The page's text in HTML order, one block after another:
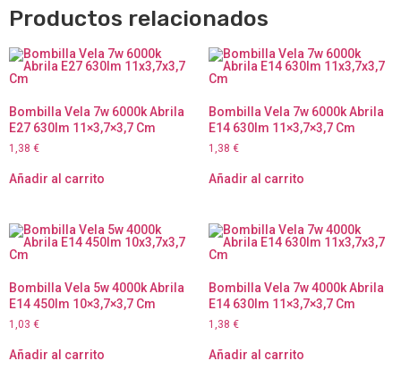
Productos relacionados
Bombilla Vela 7w 6000k Abrila
E27 630lm 11×3,7×3,7 Cm
1,38 €
Añadir al carrito
Bombilla Vela 7w 6000k Abrila
E14 630lm 11×3,7×3,7 Cm
1,38 €
Añadir al carrito
Bombilla Vela 5w 4000k Abrila
E14 450lm 10×3,7×3,7 Cm
1,03 €
Añadir al carrito
Bombilla Vela 7w 4000k Abrila
E14 630lm 11×3,7×3,7 Cm
1,38 €
Añadir al carrito